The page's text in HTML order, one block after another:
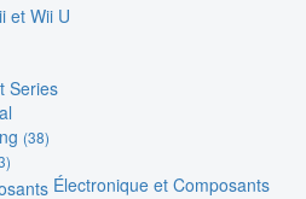
et Wii U
Series
(38)
Électronique et Composants